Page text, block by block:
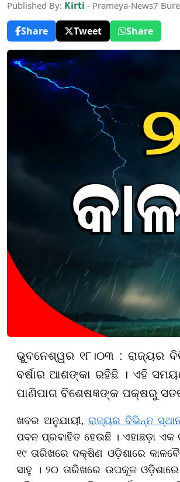
Published By: Kirti - Prameya-News7
Share
Tweet Share
ଭୁବନେଶ୍ୱର ୧୮।୦୩ : ରାଜ୍ୟର
ବର୍ଷାର ଆଶଙ୍କା ରହିଛି । ଏହି
ପାଣିପାଗ ବିଶେଷଜ୍ଞଙ୍କ ପକ୍ଷରୁ
ଖବର ଅନୁଯାୟୀ,ରାଜ୍ୟର ବିଭିନ୍ନ
ପବନ ପ୍ରବାହିତ ହେଉଛି । ଏହାଛଡ଼ା ଏକ
୧୯ ତାରିଖରେ ଦକ୍ଷିଣ ଓଡ଼ିଶାରେ
ସାହୁ । ୨୦ ତାରିଖରେ ଉପକୂଳ ଓଡ଼ିଶାରେ